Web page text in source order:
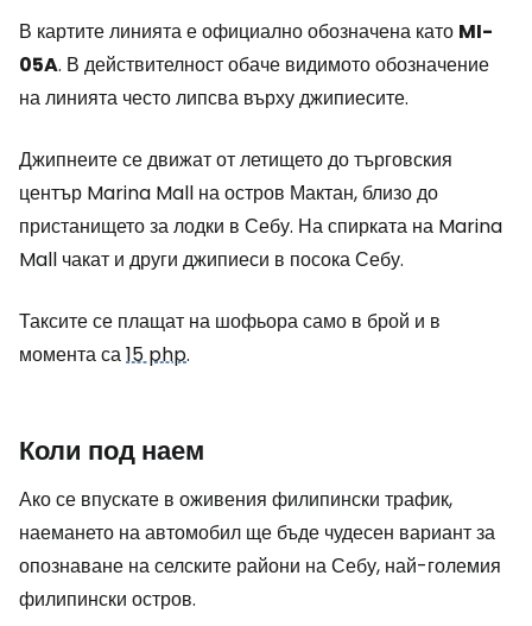
В картите линията е официално обозначена като MI-
05A. В действителност обаче видимото обозначение
на линията често липсва върху джипиесите.
Джипнеите се движат от летището до търговския
център Marina Mall на остров Мактан, близо до
пристанището за лодки в Себу. На спирката на Marina
Mall чакат и други джипиеси в посока Себу.
Таксите се плащат на шофьора само в брой и в
момента са15 php.
Коли под наем
Ако се впускате в оживения филипински трафик,
наемането на автомобил ще бъде чудесен вариант за
опознаване на селските райони на Себу, най-големия
филипински остров.